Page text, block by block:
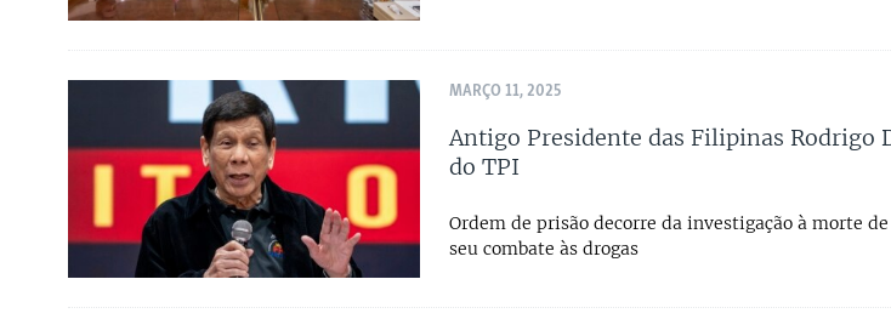
MARÇO 11, 2025
Antigo Presidente das Filipinas Rodrigo
do TPI
Ordem de prisão decorre da investigação à morte
seu combate às drogas